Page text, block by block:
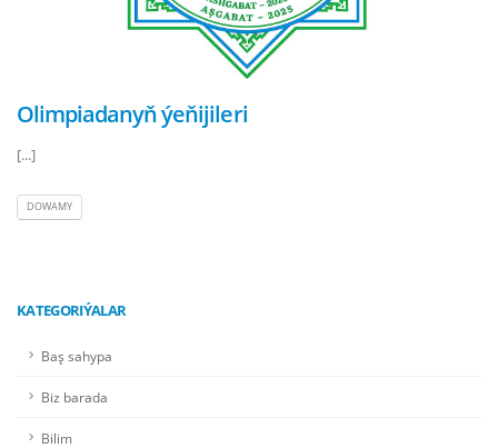
Olimpiadanyň ýeňijileri
[...]
DOWAMY
KATEGORIÝALAR
Baş sahypa
Biz barada
Bilim